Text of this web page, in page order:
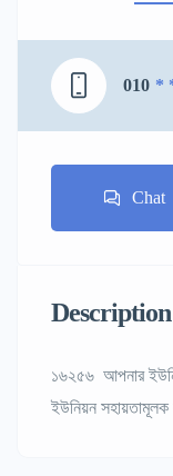
010 *
Chat
Description
১৬২৫৬ আপনার
ইউনিয়ন সহায়তামূলক